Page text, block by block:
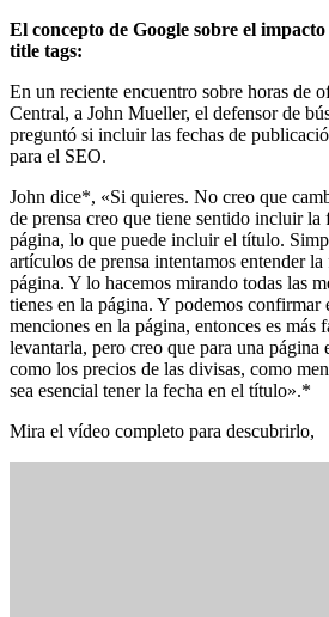
El concepto de Google sobre el
title tags:
En un reciente encuentro sobre horas de
Central, a John Mueller, el defensor de
preguntó si incluir las fechas de
para el SEO.
John dice*, «Si quieres. No creo que
de prensa creo que tiene sentido incluir la
página, lo que puede incluir el título.
artículos de prensa intentamos entender
página. Y lo hacemos mirando todas las
tienes en la página. Y podemos confirmar
menciones en la página, entonces es más
levantarla, pero creo que para una página
como los precios de las divisas, como
sea esencial tener la fecha en el título».*
Mira el vídeo completo para descubrirlo,